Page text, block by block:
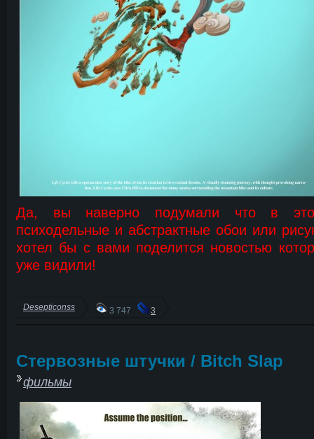
Да, вы наверно подумали что в
психодельные и абстрактные обои или
хотел бы с вами поделится новостью
уже видили!
Desepticonss 3 747 3
Стервозные штучки / Bitch Slap
фильмы